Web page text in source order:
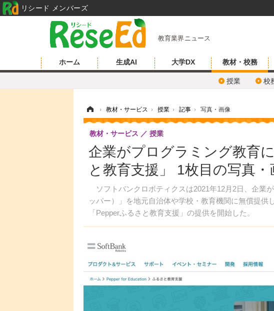
教育業界ニュース
ホーム 生成AI 大学DX 教材・校務
授業 校
› 教材・サービス › 授業 › 記事 › 写真・画像
企業がプログラミング教育
と教育支援」 1枚目の写真・
ソフトバンクロボティクスは2021年12月2日、企業
ッパー）」を地元自治体や学校・教育機関に無償提供
「Pepperふるさと教育支援」の提供を開始した。
教材・サービス 授業
リシード メンバーズ